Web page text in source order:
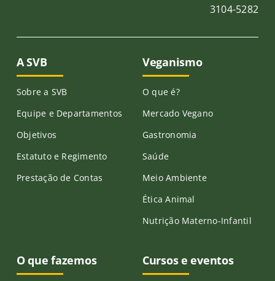
3104-5282
A SVB
Sobre a SVB
Equipe e Departamentos
Objetivos
Estatuto e Regimento
Prestação de Contas
Veganismo
O que é?
Mercado Vegano
Gastronomia
Saúde
Meio Ambiente
Ética Animal
Nutrição Materno-Infantil
O que fazemos Cursos e eventos